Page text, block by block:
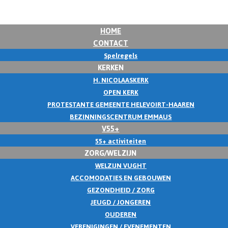
HOME
CONTACT
Spelregels
KERKEN
H. NICOLAASKERK
OPEN KERK
PROTESTANTE GEMEENTE HELEVOIRT-HAAREN
BEZINNINGSCENTRUM EMMAUS
V55+
55+ activiteiten
ZORG/WELZIJN
WELZIJN VUGHT
ACCOMODATIES EN GEBOUWEN
GEZONDHEID / ZORG
JEUGD / JONGEREN
OUDEREN